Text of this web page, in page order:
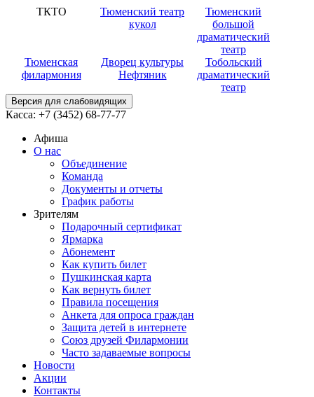
ТКТО
Тюменский театр
кукол
Тюменский
большой
драматический
театр
Тюменская
филармония
Дворец культуры
Нефтяник
Тобольский
драматический
театр
Версия для слабовидящих
Касса: +7 (3452) 68-77-77
Афиша
О нас
Объединение
Команда
Документы и отчеты
График работы
Зрителям
Подарочный сертификат
Ярмарка
Абонемент
Как купить билет
Пушкинская карта
Как вернуть билет
Правила посещения
Анкета для опроса граждан
Защита детей в интернете
Союз друзей Филармонии
Часто задаваемые вопросы
Новости
Акции
Контакты